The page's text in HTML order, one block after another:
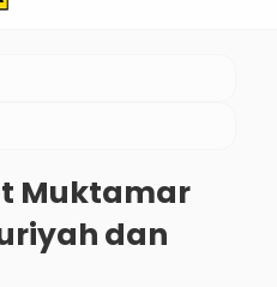
Muktamar
dan